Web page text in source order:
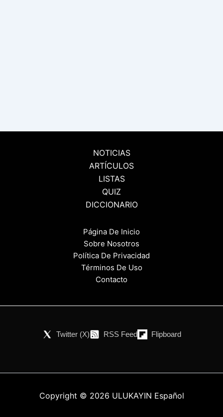
NOTICIAS
ARTÍCULOS
LISTAS
QUIZ
DICCIONARIO
Página De Inicio
Sobre Nosotros
Política De Privacidad
Términos De Uso
Contacto
Twitter (X) RSS Feed Flipboard
Copyright © 2026 ULUKAYIN Español